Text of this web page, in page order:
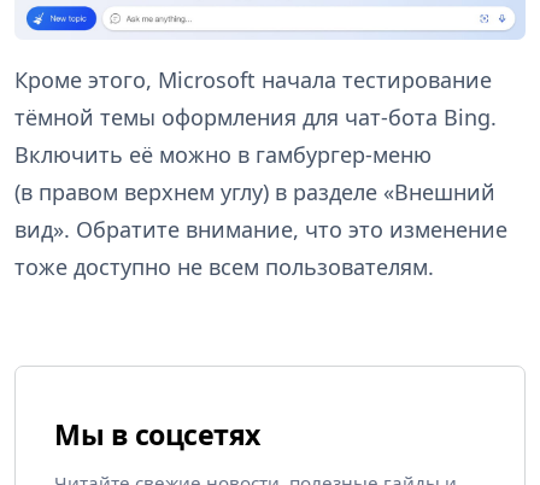
Кроме этого, Microsoft начала тестирование
тёмной темы оформления для чат-бота Bing.
Включить её можно в гамбургер-меню
(в правом верхнем углу) в разделе «Внешний
вид». Обратите внимание, что это изменение
тоже доступно не всем пользователям.
Мы в соцсетях